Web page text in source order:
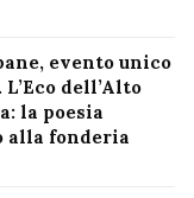
evento unico
dell’Alto
la poesia
alla fonderia